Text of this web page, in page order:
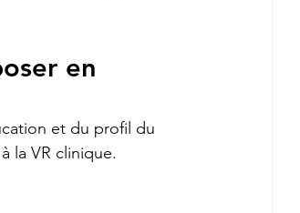
en
et du profil du
la VR clinique.